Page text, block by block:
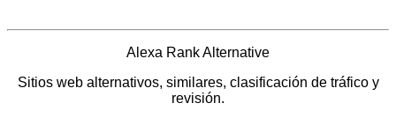
Alexa Rank Alternative
Sitios web alternativos, similares, clasificación de tráfico y
revisión.